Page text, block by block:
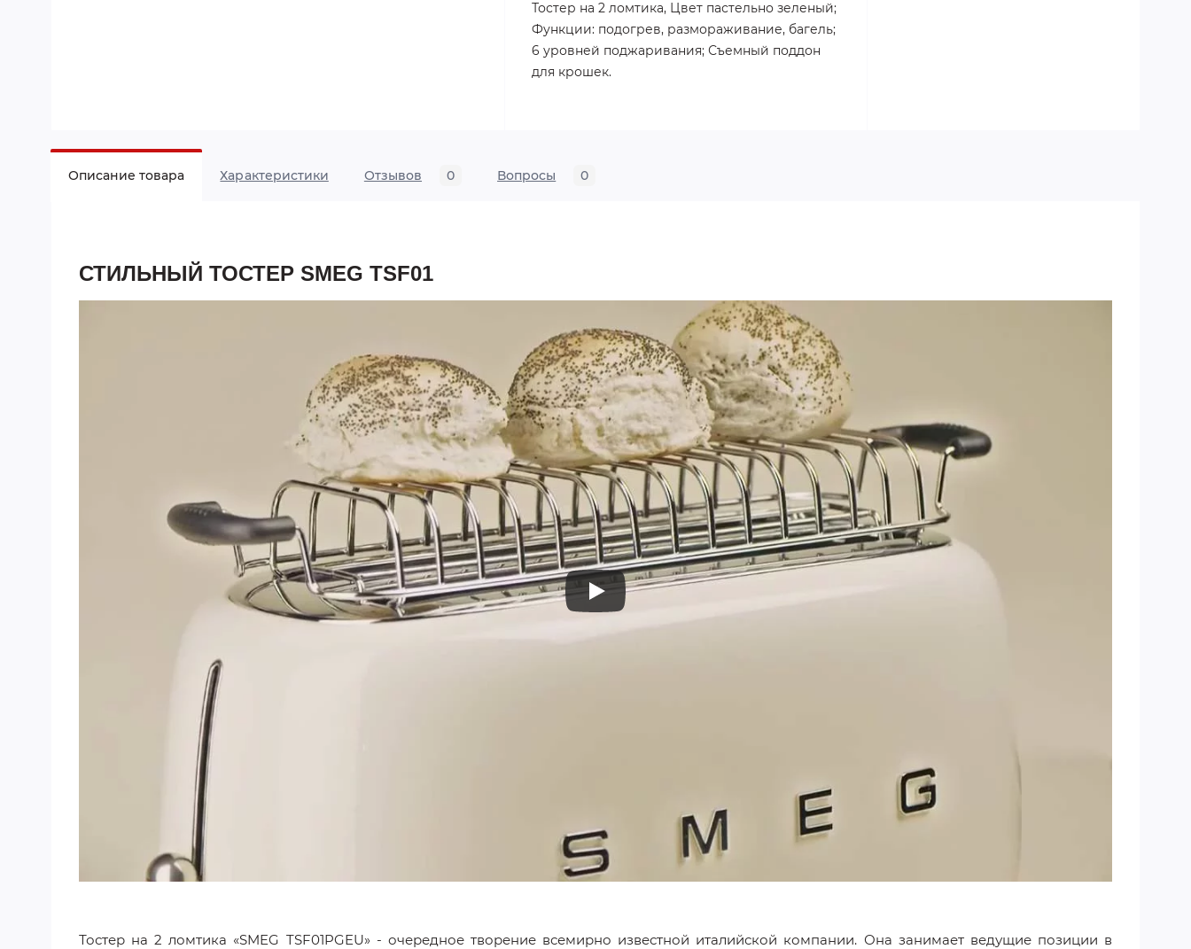
Тостер на 2 ломтика, Цвет пастельно зеленый;
Функции: подогрев, размораживание, багель;
6 уровней поджаривания; Съемный поддон
для крошек.
Описание товара Характеристики Отзывов 0 Вопросы 0
СТИЛЬНЫЙ ТОСТЕР SMEG TSF01
Тостер на 2 ломтика «SMEG TSF01PGEU» - очередное творение всемирно известной италийской компании. Она занимает ведущие позиции в